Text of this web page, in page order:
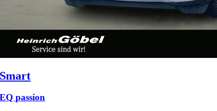
Smart
EQ passion